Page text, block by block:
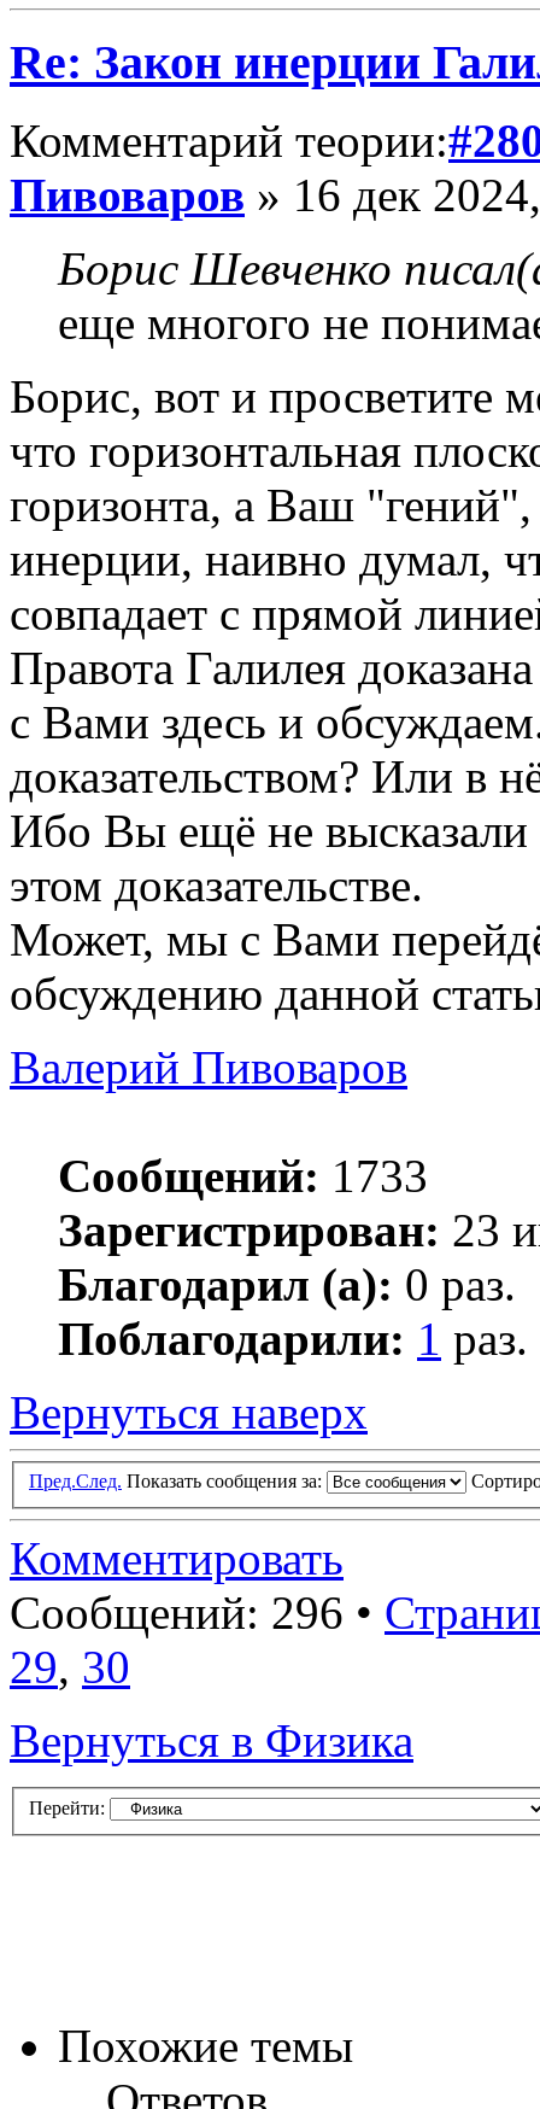
Re: Закон инерции
Комментарий теории:
Пивоваров » 16 дек
Борис Шевченко
еще многого не
Борис, вот и просветите
что горизонтальная
горизонта, а Ваш
инерции, наивно думал,
совпадает с прямой
Правота Галилея
с Вами здесь и
доказательством? Или в
Ибо Вы ещё не высказали
этом доказательстве.
Может, мы с Вами
обсуждению данной
Валерий Пивоваров
Сообщений: 1733
Зарегистрирован: 23
Благодарил (а): 0 раз.
Поблагодарили: 1 раз.
Вернуться наверх
Пред.След. Показать сообщения за:
Комментировать
Сообщений: 296 •
29, 30
Вернуться в Физика
Перейти:
Похожие темы